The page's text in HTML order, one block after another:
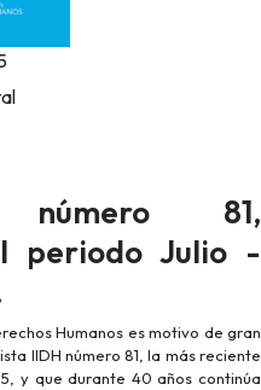
81,
periodo Julio -
IIDH número 81, la más reciente
y que durante 40 años continúa